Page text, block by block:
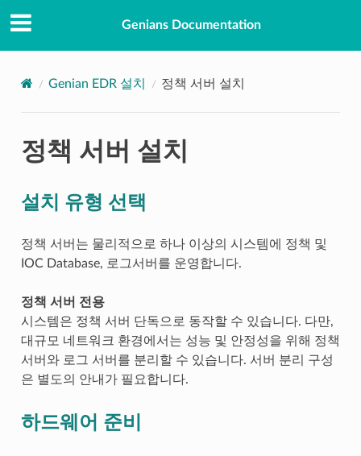
Genians Documentation
Genian EDR 설치 정책 서버 설치
정책 서버 설치
설치 유형 선택
정책 서버는 물리적으로 하나 이상의 시스템에 정책 및
IOC Database, 로그서버를 운영합니다.
정책 서버 전용
시스템은 정책 서버 단독으로 동작할 수 있습니다. 다만,
대규모 네트워크 환경에서는 성능 및 안정성을 위해 정책
서버와 로그 서버를 분리할 수 있습니다. 서버 분리 구성
은 별도의 안내가 필요합니다.
하드웨어 준비